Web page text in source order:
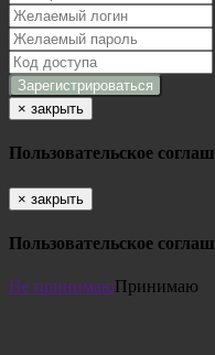
× закрыть
Пользовательское
× закрыть
Пользовательское
Не принимаюПринимаю